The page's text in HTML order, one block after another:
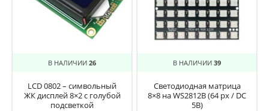
В НАЛИЧИИ 26
LCD 0802 – символьный
ЖК дисплей 8×2 с голубой
подсветкой
В НАЛИЧИИ 39
Светодиодная матрица
8×8 на WS2812B (64 px / DC
5В)